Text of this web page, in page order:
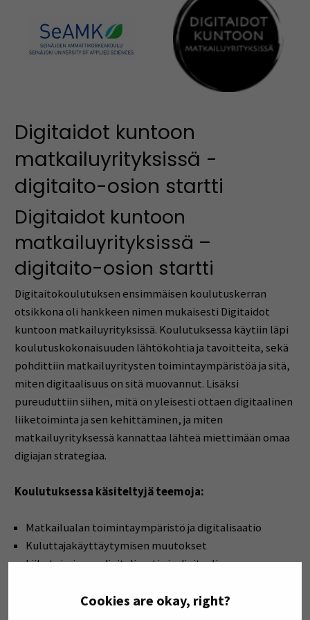
Cookies are okay, right?
Digitaidot kuntoon
matkailuyrityksissä -
digitaito-osion startti
Digitaidot kuntoon
matkailuyrityksissä –
digitaito-osion startti
Digitaitokoulutuksen ensimmäisen koulutuskerran
otsikkona oli hankkeen nimen mukaisesti Digitaidot
kuntoon matkailuyrityksissä. Koulutuksessa käytiin läpi
koulutuskokonaisuuden lähtökohtia ja tavoitteita, sekä
pohdittiin matkailuyritysten toimintaympäristöä ja sitä,
miten digitaalisuus on sitä muovannut. Lisäksi
pureuduttiin siihen, mitä on yleisesti ottaen digitaalinen
liiketoiminta ja sen kehittäminen, ja miten
matkailuyrityksessä kannattaa lähteä miettimään omaa
digiajan strategiaa.
Koulutuksessa käsiteltyjä teemoja:
Matkailualan toimintaympäristö ja digitalisaatio
Kuluttajakäyttäytymisen muutokset
Liiketoiminnan digitalisaatio ja digitaalinen
Digiajan strategia ja sen kehittäminen